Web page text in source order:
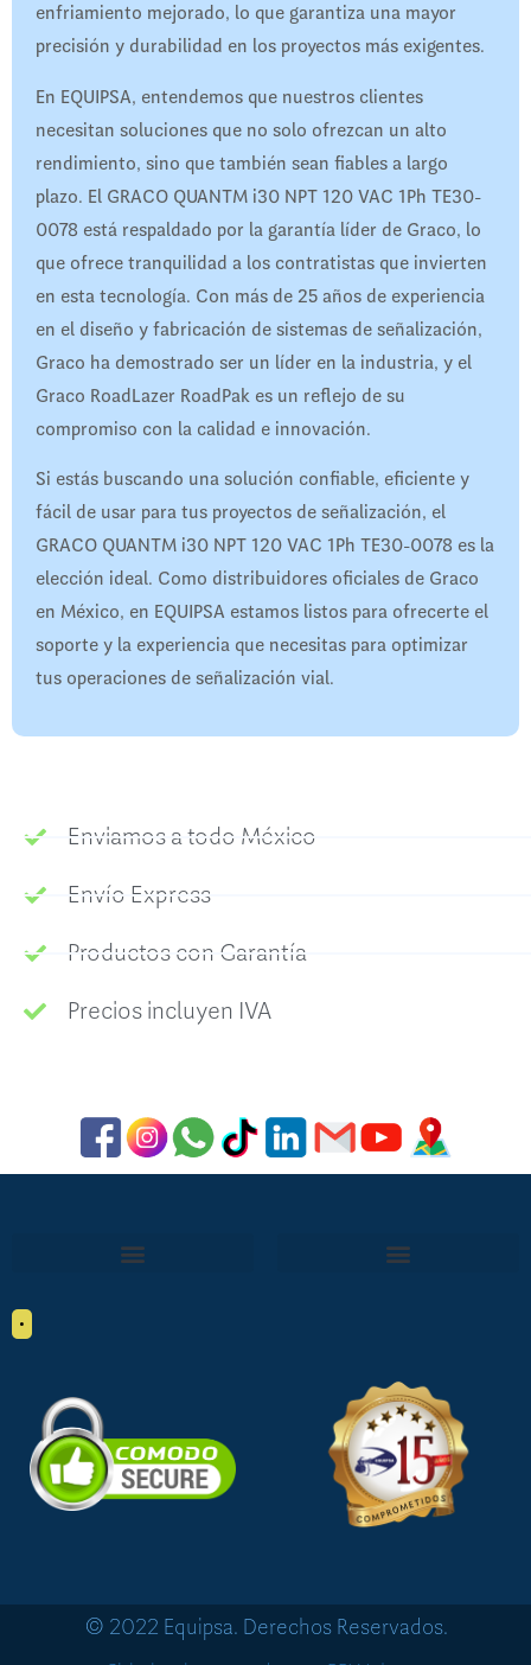
enfriamiento mejorado, lo que garantiza una mayor
precisión y durabilidad en los proyectos más exigentes.
En EQUIPSA, entendemos que nuestros clientes
necesitan soluciones que no solo ofrezcan un alto
rendimiento, sino que también sean fiables a largo
plazo. El GRACO QUANTM i30 NPT 120 VAC 1Ph TE30-
0078 está respaldado por la garantía líder de Graco, lo
que ofrece tranquilidad a los contratistas que invierten
en esta tecnología. Con más de 25 años de experiencia
en el diseño y fabricación de sistemas de señalización,
Graco ha demostrado ser un líder en la industria, y el
Graco RoadLazer RoadPak es un reflejo de su
compromiso con la calidad e innovación.
Si estás buscando una solución confiable, eficiente y
fácil de usar para tus proyectos de señalización, el
GRACO QUANTM i30 NPT 120 VAC 1Ph TE30-0078 es la
elección ideal. Como distribuidores oficiales de Graco
en México, en EQUIPSA estamos listos para ofrecerte el
soporte y la experiencia que necesitas para optimizar
tus operaciones de señalización vial.
Enviamos a todo México
Envío Express
Productos con Garantía
Precios incluyen IVA
•
© 2022 Equipsa. Derechos Reservados.